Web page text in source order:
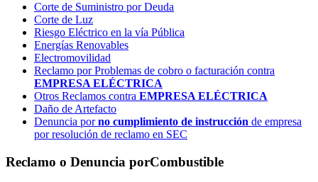
Corte de Suministro por Deuda
Corte de Luz
Riesgo Eléctrico en la vía Pública
Energías Renovables
Electromovilidad
Reclamo por Problemas de cobro o facturación contra
EMPRESA ELÉCTRICA
Otros Reclamos contra EMPRESA ELÉCTRICA
Daño de Artefacto
Denuncia porno cumplimiento de instrucción de empresa
por resolución de reclamo en SEC
Reclamo o Denuncia porCombustible